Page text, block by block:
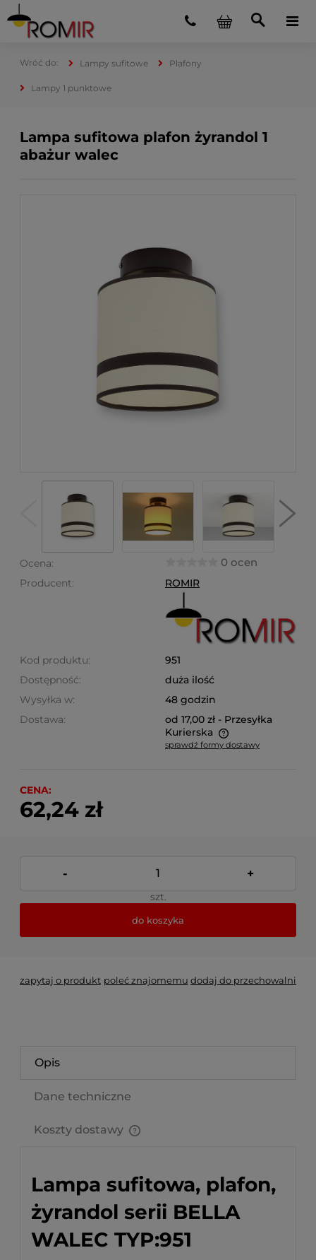
Lampy sufitowe Plafony
Lampy 1 punktowe
Lampa sufitowa plafon żyrandol 1
abażur walec
Ocena: 0 ocen
Producent: ROMIR
Kod produktu:
951
Dostępność:
duża ilość
Wysyłka w:
48 godzin
Dostawa:
od 17,00 zł - Przesyłka
Kurierska
Cena nie zawiera ewentualnych kosztów płatności
sprawdź formy dostawy
CENA:
62,24 zł
- +
szt.
do koszyka
zapytaj o produkt poleć znajomemu dodaj do przechowalni
Opis
Dane techniczne
Koszty dostawy
Lampa sufitowa, plafon,
żyrandol serii BELLA
WALEC TYP:951